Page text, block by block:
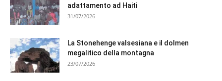
adattamento ad Haiti
31/07/2026
La Stonehenge valsesiana e il dolmen
megalitico della montagna
23/07/2026